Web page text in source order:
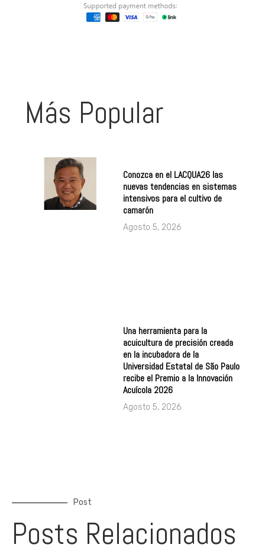
Más Popular
Conozca en el LACQUA26 las
nuevas tendencias en sistemas
intensivos para el cultivo de
camarón
Agosto 5, 2026
Una herramienta para la
acuicultura de precisión creada
en la incubadora de la
Universidad Estatal de São Paulo
recibe el Premio a la Innovación
Acuícola 2026
Agosto 5, 2026
Post
Posts Relacionados